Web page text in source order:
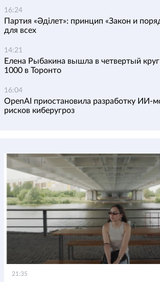
16:24
Партия «Әділет»: принцип «Закон и
для всех
14:21
Елена Рыбакина вышла в четвертый
1000 в Торонто
16:04
OpenAI приостановила разработку ИИ-
рисков киберугроз
21:35